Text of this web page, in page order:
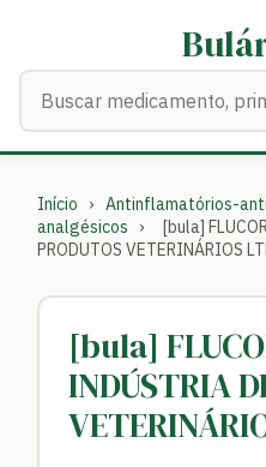
Início › Antinflamatórios-
analgésicos
›
[bula]
PRODUTOS VETERINÁRIOS
[bula]
INDÚSTRIA